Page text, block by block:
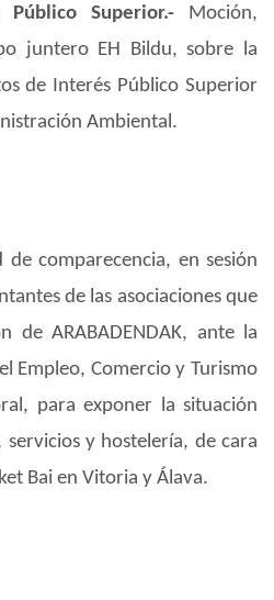
Superior.- Moción,
juntero EH Bildu, sobre la
de Interés Público Superior
Ambiental.
de comparecencia, en sesión
de las asociaciones que
de ARABADENDAK, ante la
Empleo, Comercio y Turismo
para exponer la situación
y hostelería, de cara
Bai en Vitoria y Álava.